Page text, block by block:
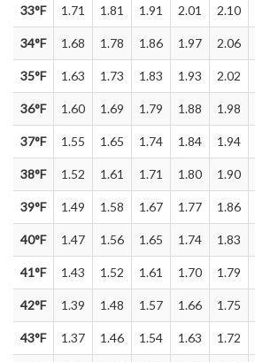
33°F 1.71 1.81 1.91 2.01 2.10
34°F 1.68 1.78 1.86 1.97 2.06
35°F 1.63 1.73 1.83 1.93 2.02
36°F 1.60 1.69 1.79 1.88 1.98
37°F 1.55 1.65 1.74 1.84 1.94
38°F 1.52 1.61 1.71 1.80 1.90
39°F 1.49 1.58 1.67 1.77 1.86
40°F 1.47 1.56 1.65 1.74 1.83
41°F 1.43 1.52 1.61 1.70 1.79
42°F 1.39 1.48 1.57 1.66 1.75
43°F 1.37 1.46 1.54 1.63 1.72